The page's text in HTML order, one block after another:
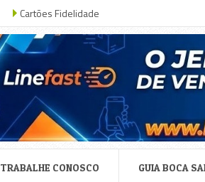
Cartões Fidelidade
TRABALHE CONOSCO GUIA BOCA